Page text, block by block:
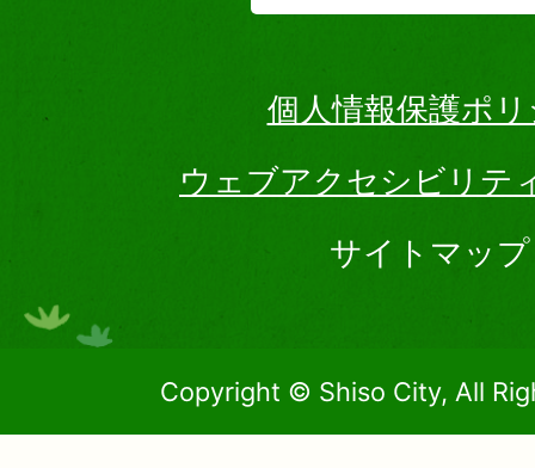
個人情報保護ポ
ウェブアクセシビリテ
サイトマップ
Copyright © Shiso City, All